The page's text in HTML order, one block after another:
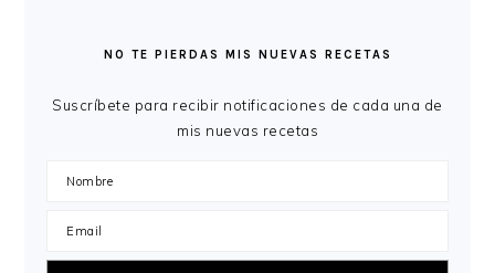
PRINCIPALNO TE PIERDAS MIS NUEVAS RECETAS
Suscríbete para recibir notificaciones de cada una de
mis nuevas recetas